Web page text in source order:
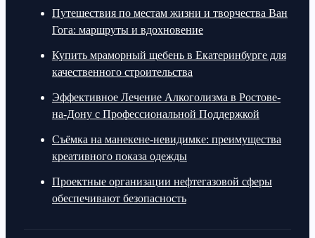
Путешествия по местам жизни и творчества Ван
Гога: маршруты и вдохновение
Купить мраморный щебень в Екатеринбурге для
качественного строительства
Эффективное Лечение Алкоголизма в Ростове-
на-Дону с Профессиональной Поддержкой
Съёмка на манекене-невидимке: преимущества
креативного показа одежды
Проектные организации нефтегазовой сферы
обеспечивают безопасность